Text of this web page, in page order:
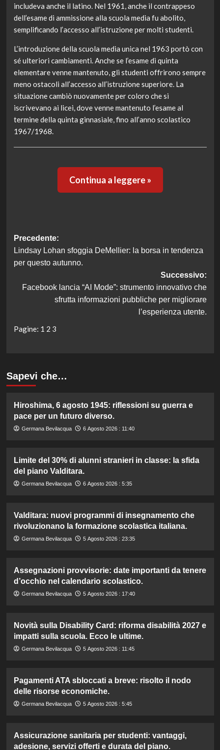
includeva anche il latino. Nel 1961, anche il contrappeso
dell’esame di ammissione alla scuola media fu abolito,
semplificando l’accesso all’istruzione per molti studenti.
L’introduzione della scuola media unica nel 1963 portò con
sé ulteriori cambiamenti. Anche se l’esame di quinta
elementare venne mantenuto, gli studenti offrirono sempre
meno ostacoli all’accesso all’istruzione superiore. La
situazione cambiò nuovamente per coloro che si
iscrivevano ai licei, dove venne mantenuto l’esame al
termine della quinta ginnasiale, fino all’anno scolastico
1967/1968.
Continua a leggere »
Navigazione
articolo
Precedente:
Lindsay Lohan sfoggia DeMellier: la borsa in tendenza
per questo autunno.
Successivo:
Facebook lancia “AI Mode”: strumento innovativo che
sfrutta informazioni pubbliche per migliorare
l’esperienza utente.
Pagine: 1 2 3
Sapevi che…
Hiroshima, 6 agosto 1945: riflessioni su guerra e
pace per un futuro diverso.
Germana Bevilacqua 6 Agosto 2026 : 11:40
Limite del 30% di alunni stranieri in classe: la sfida
del piano Valditara.
Germana Bevilacqua 6 Agosto 2026 : 5:35
Valditara: nuovi programmi di insegnamento che
rivoluzionano la formazione scolastica italiana.
Germana Bevilacqua 5 Agosto 2026 : 23:35
Assegnazioni provvisorie: date importanti da tenere
d’occhio nel calendario scolastico.
Germana Bevilacqua 5 Agosto 2026 : 17:40
Novità sulla Disability Card: riforma disabilità 2027 e
impatti sulla scuola. Ecco le ultime.
Germana Bevilacqua 5 Agosto 2026 : 11:45
Pagamenti ATA sbloccati a breve: risolto il nodo
delle risorse economiche.
Germana Bevilacqua 5 Agosto 2026 : 5:45
Assicurazione sanitaria per studenti: vantaggi,
adesione, servizi offerti e durata del piano.